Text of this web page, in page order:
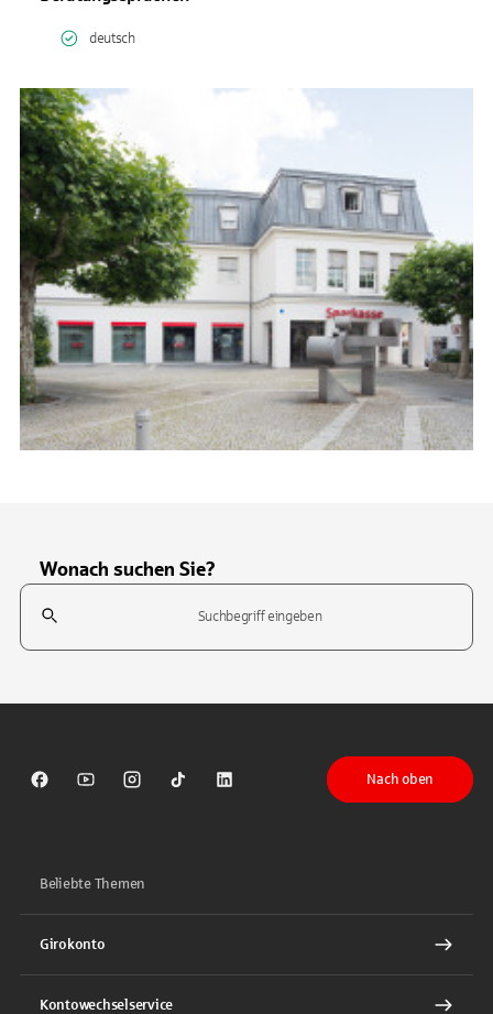
deutsch
Wonach suchen Sie?
Suchfeld
Sparkasse auf Facebook
Sparkasse auf Youtube
Sparkasse auf Instagram
Sparkasse auf TikTok
Sparkasse auf LinkedIn
Nach oben
Beliebte Themen
Girokonto
Kontowechselservice